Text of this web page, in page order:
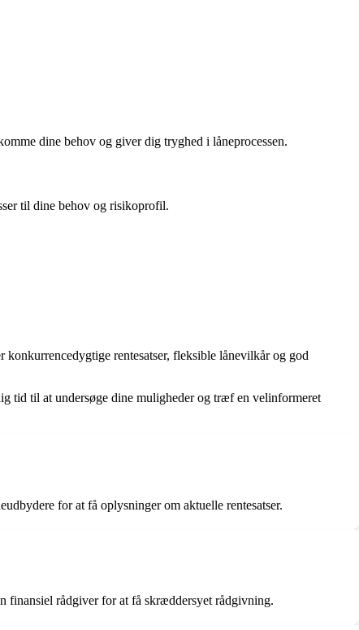
dine behov og giver dig tryghed i låneprocessen.
til dine behov og risikoprofil.
rentesatser, fleksible lånevilkår og god
tid til at undersøge dine muligheder og træf en velinformeret
for at få oplysninger om aktuelle rentesatser.
finansiel rådgiver for at få skræddersyet rådgivning.